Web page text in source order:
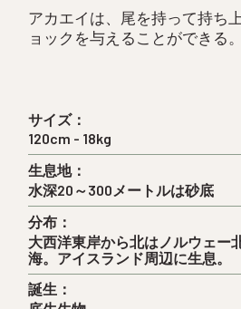
サイズ：
120cm - 18kg
生息地：
水深20～300メートルは砂底
分布：
大西洋東岸から北はノルウェー
海。アイスランド周辺に生息。
誕生：
アカエイは、尾を持って持ち
ョックを与えることができる。